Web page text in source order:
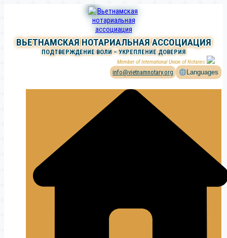
ВЬЕТНАМСКАЯ НОТАРИАЛЬНАЯ АССОЦИАЦИЯ
ПОДТВЕРЖДЕНИЕ ВОЛИ – УКРЕПЛЕНИЕ ДОВЕРИЯ
Member of International Union of Notaries
info@vietnamnotary.org Languages